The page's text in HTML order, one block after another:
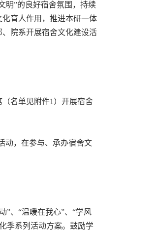
明”的良好宿舍氛围，持续
育人作用，推进本研一体
院系开展宿舍文化建设活
名单见附件1）开展宿舍
动，在参与、承办宿舍文
”、“温暖在我心”、“学风
季系列活动方案。鼓励学